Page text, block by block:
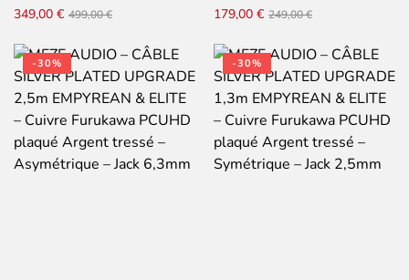
EMPYREAN & ELITE –
plaqué Argent tressé –
Symétrique – XLR 4 pins
499,00€Le
initial
était :
499,00 €.
349,00 €
Le
actuel
est :
349,00 €.
Cuivre Furukawa PCUHD
2,5mm
249,00€Le
initial
était :
249,00 €.
179,00 €
Le
actuel
est :
179,00 €.
-30% -30%